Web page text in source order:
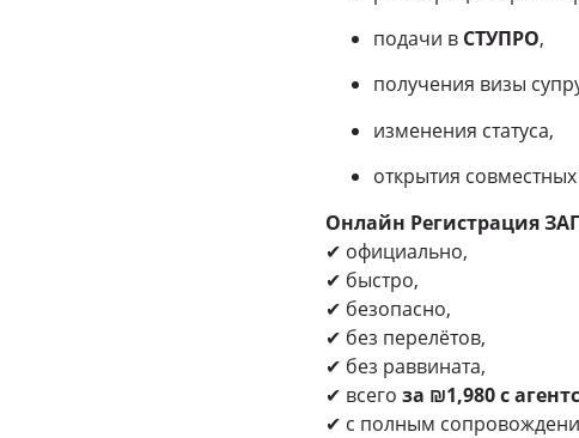
подачи в СТУПРО,
получения визы
изменения статуса,
открытия
Онлайн Регистрация
✔ официально,
✔ быстро,
✔ безопасно,
✔ без перелётов,
✔ без раввината,
✔ всего за ₪1,980 с
✔ с полным